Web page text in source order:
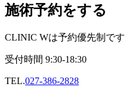
施術予約をする
CLINIC Wは予約優先制です
受付時間 9:30-18:30
TEL.027-386-2828